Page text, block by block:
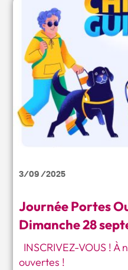
Journée Portes
Dimanche 28
INSCRIVEZ-VOUS !
ouvertes !
3/09 /2025